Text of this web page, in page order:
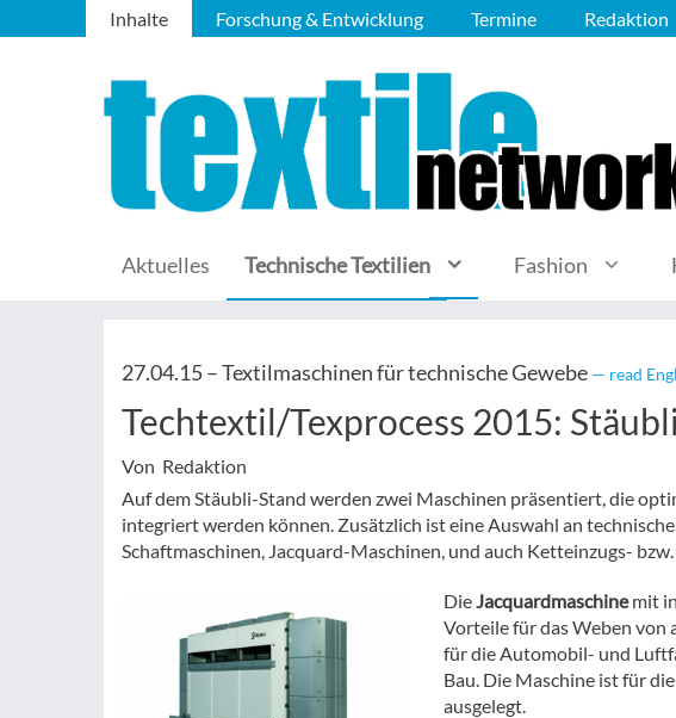
Inhalte Forschung & Entwicklung Termine Redaktion
Aktuelles Technische Textilien Fashion
27.04.15 –Textilmaschinen für technische Gewebe — read
Techtextil/Texprocess 2015: Stäubli
Von Redaktion
Auf dem Stäubli-Stand werden zwei Maschinen präsentiert, die
integriert werden können. Zusätzlich ist eine Auswahl an
Schaftmaschinen, Jacquard-Maschinen, und auch Ketteinzugs-
DieJacquardmaschinemit
Vorteile für das Weben von
für die Automobil- und
Bau. Die Maschine ist für
ausgelegt.